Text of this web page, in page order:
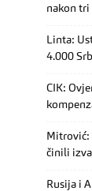
nakon tri
Linta:
4.000
CIK:
Mitrović:
činili
Rusija i